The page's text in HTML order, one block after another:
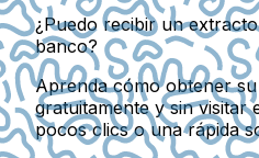
¿Puedo recibir un
banco?
Aprenda cómo obtener
gratuitamente y sin visitar
pocos clics o una rápida